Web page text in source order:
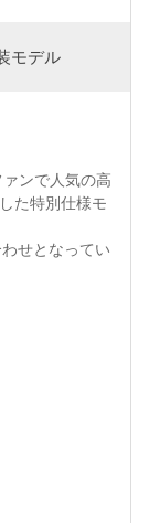
モデル
ンで人気の高
た特別仕様モ
せとなってい